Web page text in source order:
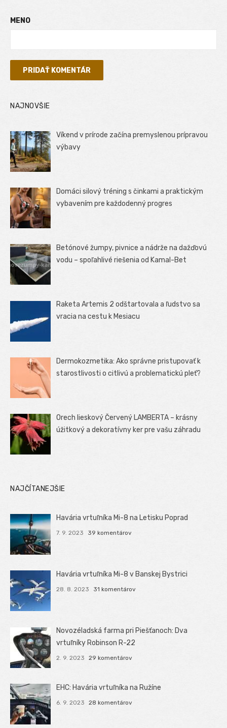
MENO
NAJNOVŠIE
Víkend v prírode začína premyslenou prípravou
výbavy
Domáci silový tréning s činkami a praktickým
vybavením pre každodenný progres
Betónové žumpy, pivnice a nádrže na dažďovú
vodu – spoľahlivé riešenia od Kamal-Bet
Raketa Artemis 2 odštartovala a ľudstvo sa
vracia na cestu k Mesiacu
Dermokozmetika: Ako správne pristupovať k
starostlivosti o citlivú a problematickú pleť?
Orech lieskový Červený LAMBERTA – krásny
úžitkový a dekoratívny ker pre vašu záhradu
NAJČÍTANEJŠIE
Havária vrtuľníka Mi-8 na Letisku Poprad
7. 9. 2023 39 komentárov
Havária vrtuľníka Mi-8 v Banskej Bystrici
28. 8. 2023 31 komentárov
Novozéladská farma pri Piešťanoch: Dva
vrtuľníky Robinson R-22
2. 9. 2023 29 komentárov
EHC: Havária vrtuľníka na Ružíne
6. 9. 2023 28 komentárov